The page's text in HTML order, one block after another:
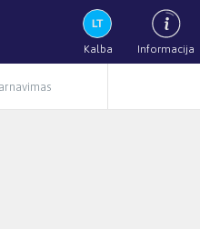
Kalba Informacija